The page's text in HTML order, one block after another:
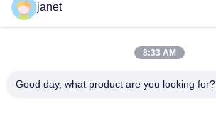
janet
8:33 AM
Good day, what product are you looking for?